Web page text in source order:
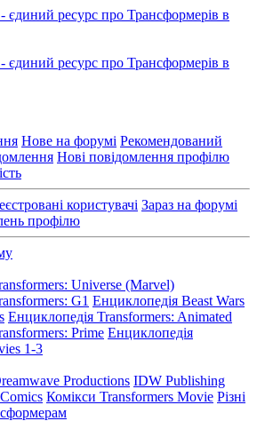
Нове на форумі Рекомендований
Нові повідомлення профілю
користувачі Зараз на форумі
профілю
Universe (Marvel)
G1 Енциклопедія Beast Wars
Енциклопедія Transformers: Animated
Prime Енциклопедія
1-3
Productions IDW Publishing
Комікси Transformers Movie Різні